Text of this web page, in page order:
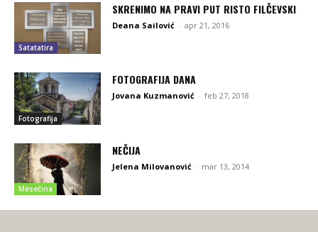
Satatatira
SKRENIMO NA PRAVI PUT RISTO FILČEVSKI
Deana Sailović - apr 21, 2016
Fotografija
FOTOGRAFIJA DANA
Jovana Kuzmanović - feb 27, 2018
Mesečina
NEČIJA
Jelena Milovanović - mar 13, 2014